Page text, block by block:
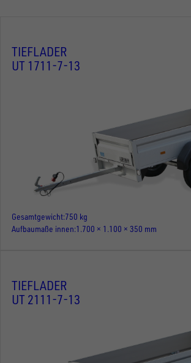
TIEFLADER
UT 1711-7-13
Gesamtgewicht 750 kg
Aufbaumaße innen 1.700 × 1.100 × 350 mm
TIEFLADER
UT 2111-7-13